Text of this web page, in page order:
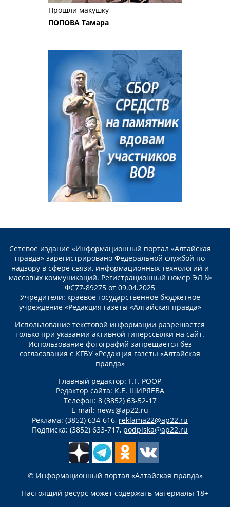
Прошли макушку
ПОПОВА Тамара
Сетевое издание «Информационный портал «Алтайская
правда» зарегистрировано Федеральной службой по
надзору в сфере связи, информационных технологий и
массовых коммуникаций. Регистрационный номер ЭЛ №
ФС77-89275 от 09.04.2025
Учредители: краевое государственное бюджетное
учреждение «Редакция газеты «Алтайская правда»
Использование текстовой информации разрешается
только при указании активной гиперссылки на сайт.
Использование фотографий запрещается без
согласования с КГБУ «Редакция газеты «Алтайская
правда»
Главный редактор: Г.Г. РООР
Редактор сайта: К.Е. ШИРЯЕВА
Телефон: 8 (3852) 63-52-17
E-mail: news@ap22.ru
Реклама: (3852) 634-616, reklama22@ap22.ru
Подписка: (3852) 633-717, podpiska@ap22.ru
© Информационный портал «Алтайская правда»
Настоящий ресурс может содержать материалы 18+